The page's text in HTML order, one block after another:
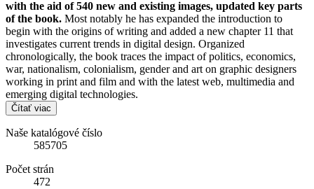
with the aid of 540 new and existing images, updated key parts
of the book. Most notably he has expanded the introduction to
begin with the origins of writing and added a new chapter 11 that
investigates current trends in digital design. Organized
chronologically, the book traces the impact of politics, economics,
war, nationalism, colonialism, gender and art on graphic designers
working in print and film and with the latest web, multimedia and
emerging digital technologies.
Čítať viac
Naše katalógové číslo
585705
Počet strán
472